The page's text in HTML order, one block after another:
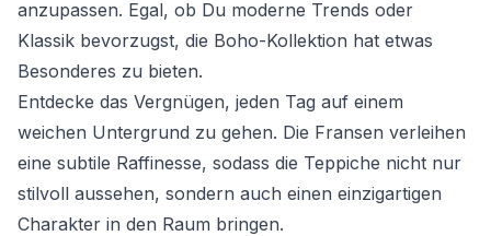
anzupassen. Egal, ob Du moderne Trends oder
Klassik bevorzugst, die Boho-Kollektion hat etwas
Besonderes zu bieten.
Entdecke das Vergnügen, jeden Tag auf einem
weichen Untergrund zu gehen. Die Fransen verleihen
eine subtile Raffinesse, sodass die Teppiche nicht nur
stilvoll aussehen, sondern auch einen einzigartigen
Charakter in den Raum bringen.